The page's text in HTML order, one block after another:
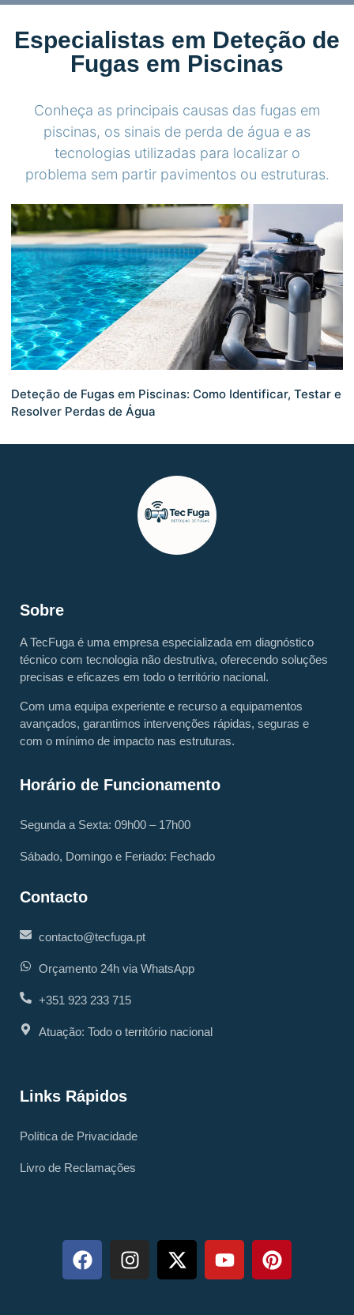
Especialistas em Deteção de
Fugas em Piscinas
Conheça as principais causas das fugas em
piscinas, os sinais de perda de água e as
tecnologias utilizadas para localizar o
problema sem partir pavimentos ou estruturas.
Deteção de Fugas em Piscinas: Como Identificar, Testar e
Resolver Perdas de Água
Sobre
A TecFuga é uma empresa especializada em diagnóstico
técnico com tecnologia não destrutiva, oferecendo soluções
precisas e eficazes em todo o território nacional.
Com uma equipa experiente e recurso a equipamentos
avançados, garantimos intervenções rápidas, seguras e
com o mínimo de impacto nas estruturas.
Horário de Funcionamento
Segunda a Sexta: 09h00 – 17h00
Sábado, Domingo e Feriado: Fechado
Contacto
contacto@tecfuga.pt
Orçamento 24h via WhatsApp
+351 923 233 715
Atuação: Todo o território nacional
Links Rápidos
Política de Privacidade
Livro de Reclamações